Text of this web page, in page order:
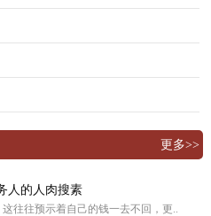
更多>>
人的人肉搜素
往往预示着自己的钱一去不回，更..